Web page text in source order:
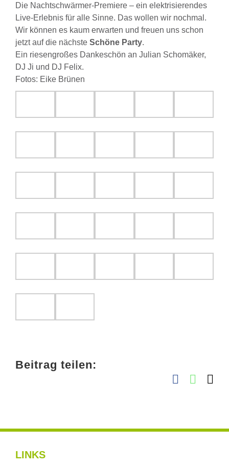
Die Nachtschwärmer-Premiere – ein elektrisierendes
Live-Erlebnis für alle Sinne. Das wollen wir nochmal.
Wir können es kaum erwarten und freuen uns schon
jetzt auf die nächste Schöne Party.
Ein riesengroßes Dankeschön an Julian Schomäker,
DJ Ji und DJ Felix.
Fotos: Eike Brünen
Beitrag teilen:
Facebook
LINKS